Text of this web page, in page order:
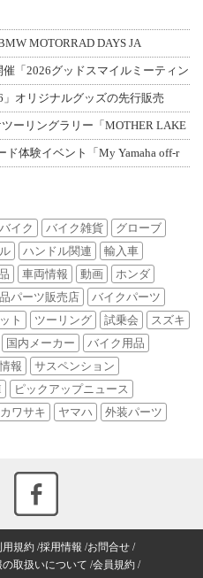
MOTORRAD DAYS JA
「2026グッドスマイルミーティン
」オリジナルグッズの先行販売
ーリングラリー「MOTHER LAKE
ド体験イベント「My Yamaha off-r
イク バイク雑貨
グローブ
ハンドル関連
輸入車
車両情報 動画
ホンダ
パーツ販売店
バイクパーツ
ト ツーリング 試乗会
スズキ
国内メーカー
バイク用品
報
サスペンション
ピックアップニュース
カワサキ ヤマハ
外装パーツ
用規約 採用情報 お問合せ
取扱いについて 会員規約